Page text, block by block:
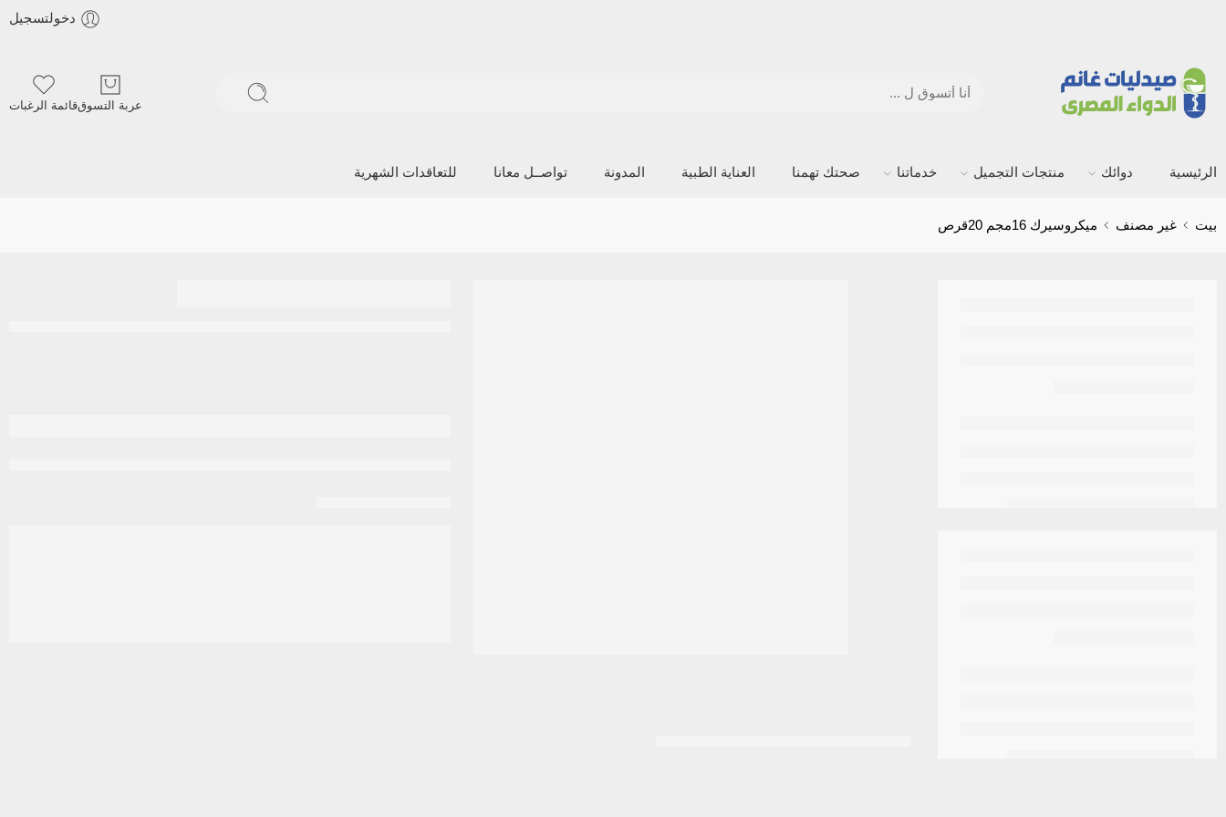
دخولتسجيل
عربة التسوققائمة الرغبات
الرئيسية دوائك منتجات التجميل خدماتنا صحتك تهمنا العناية الطبية المدونة تواصــل معانا للتعاقدات الشهرية
بيت غير مصنف ميكروسيرك 16مجم 20قرص